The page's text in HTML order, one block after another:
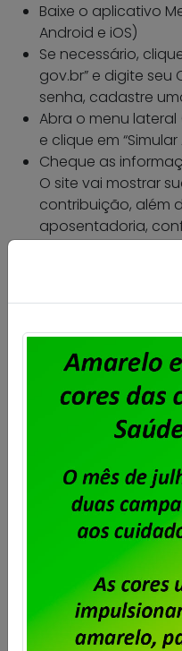
Baixe o aplicativo
Android e iOS)
Se necessário,
gov.br” e digite seu
senha, cadastre
Abra o menu
e clique em
Cheque as
O site vai mostrar
contribuição, além
aposentadoria,
O segurado pode
Fonte: Agência Brasil
Outros